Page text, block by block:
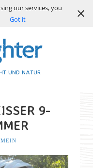
UND NATUR
9-E
our services, you
Got it